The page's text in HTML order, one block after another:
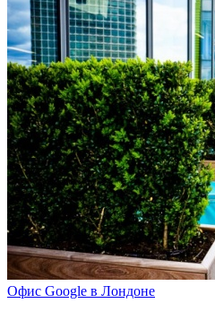
Офис Google в Лондоне